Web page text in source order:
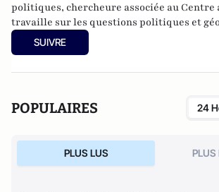
politiques, chercheure associée au Centre
travaille sur les questions politiques et
Asie du Sud-Est.
SUIVRE
POPULAIRES 24
PLUS LUS PLUS